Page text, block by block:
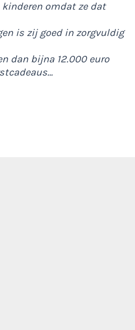
kinderen omdat ze dat
is zij goed in zorgvuldig
dan bijna 12.000 euro